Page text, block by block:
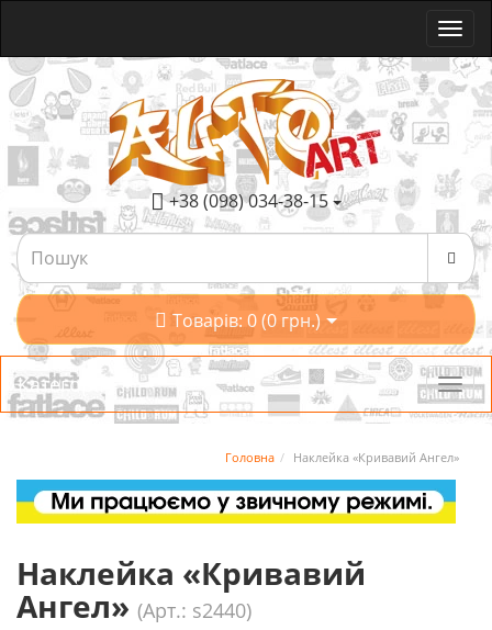
+38 (098) 034-38-15
Товарів: 0 (0 грн.)
Категорії
Головна Наклейка «Кривавий Ангел»
Наклейка «Кривавий
Ангел» (Арт.: s2440)